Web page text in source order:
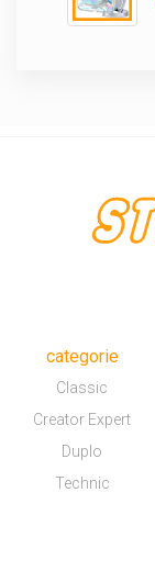
categorie
Classic
Creator Expert
Duplo
Technic